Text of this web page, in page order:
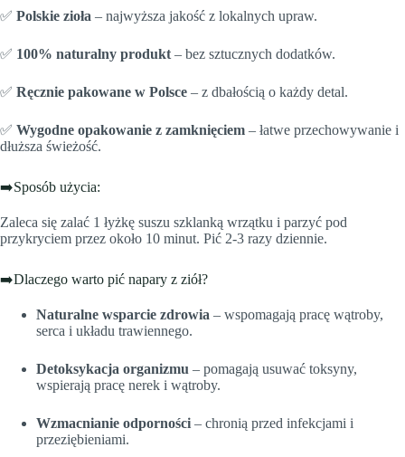
✅ Polskie zioła – najwyższa jakość z lokalnych upraw.
✅ 100% naturalny produkt – bez sztucznych dodatków.
✅ Ręcznie pakowane w Polsce – z dbałością o każdy detal.
✅ Wygodne opakowanie z zamknięciem – łatwe przechowywanie i
dłuższa świeżość.
➡️Sposób użycia:
Zaleca się zalać 1 łyżkę suszu szklanką wrzątku i parzyć pod
przykryciem przez około 10 minut. Pić 2-3 razy dziennie.
➡️Dlaczego warto pić napary z ziół?
Naturalne wsparcie zdrowia – wspomagają pracę wątroby,
serca i układu trawiennego.
Detoksykacja organizmu – pomagają usuwać toksyny,
wspierają pracę nerek i wątroby.
Wzmacnianie odporności – chronią przed infekcjami i
przeziębieniami.